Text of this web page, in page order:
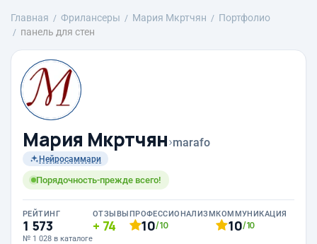
Главная Фрилансеры Mария Мкртчян
Портфолио
панель для стен
Mария Мкртчян›marafo
Нейросаммари
Порядочность-прежде всего!
РЕЙТИНГ
1 573
№ 1 028 в каталоге
ОТЗЫВЫ
74
ПРОФЕССИОНАЛИЗМ
10/10
КОММУНИКАЦИЯ
10/10